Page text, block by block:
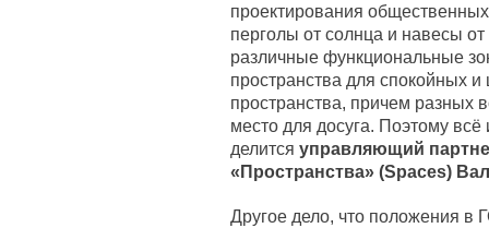
проектирования
перголы от солнца и навесы
различные функциональные
пространства для спокойных
пространства, причем разных
место для досуга. Поэтому
делится управляющий
«Пространства» (Spaces)
Другое дело, что положения в